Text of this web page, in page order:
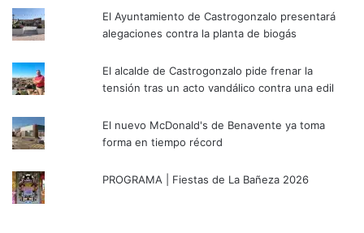
El Ayuntamiento de Castrogonzalo presentará
alegaciones contra la planta de biogás
El alcalde de Castrogonzalo pide frenar la
tensión tras un acto vandálico contra una edil
El nuevo McDonald's de Benavente ya toma
forma en tiempo récord
PROGRAMA | Fiestas de La Bañeza 2026